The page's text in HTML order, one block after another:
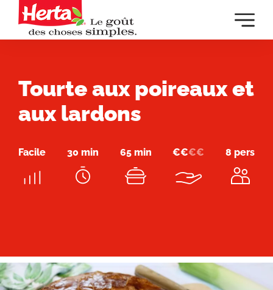
Tourte aux poireaux et
aux lardons
Facile 30 min 65 min €€€€ 8 pers